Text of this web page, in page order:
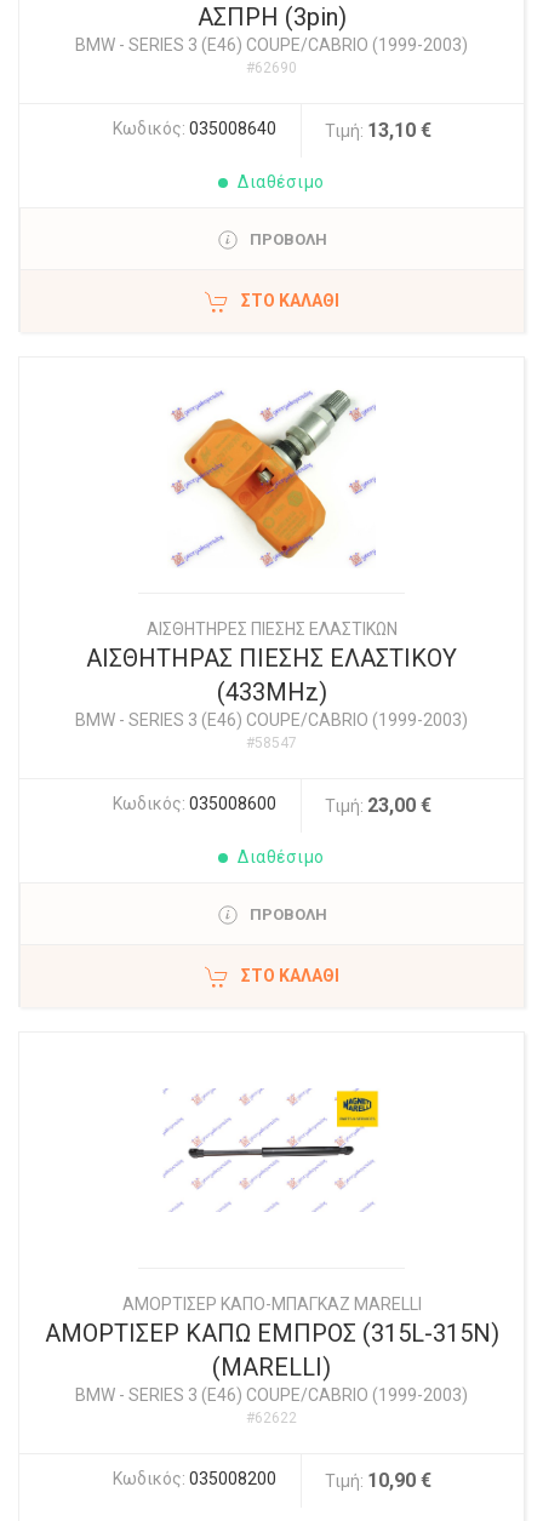
ΑΣΠΡΗ (3pin)
BMW - SERIES 3 (E46) COUPE/CABRIO (1999-2003)
#62690
Κωδικός: 035008640 Τιμή: 13,10 €
Διαθέσιμο
ΠΡΟΒΟΛΗ
ΣΤΟ ΚΑΛΆΘΙ
ΑΙΣΘΗΤΗΡΕΣ ΠΙΕΣΗΣ ΕΛΑΣΤΙΚΩΝ
ΑΙΣΘΗΤΗΡΑΣ ΠΙΕΣΗΣ ΕΛΑΣΤΙΚΟΥ
(433MHz)
BMW - SERIES 3 (E46) COUPE/CABRIO (1999-2003)
#58547
Κωδικός: 035008600 Τιμή: 23,00 €
Διαθέσιμο
ΠΡΟΒΟΛΗ
ΣΤΟ ΚΑΛΆΘΙ
ΑΜΟΡΤΙΣΕΡ ΚΑΠΟ-ΜΠΑΓΚΑΖ MARELLI
ΑΜΟΡΤΙΣΕΡ ΚΑΠΩ ΕΜΠΡΟΣ (315L-315N)
(MARELLI)
BMW - SERIES 3 (E46) COUPE/CABRIO (1999-2003)
#62622
Κωδικός: 035008200 Τιμή: 10,90 €